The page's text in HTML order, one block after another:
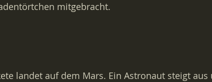
mitgebracht.
landet auf dem Mars. Ein Astronaut steigt